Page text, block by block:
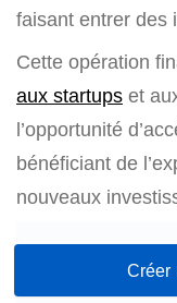
faisant entrer des
Cette opération
aux startups et
l’opportunité
bénéficiant de
nouveaux
Créer